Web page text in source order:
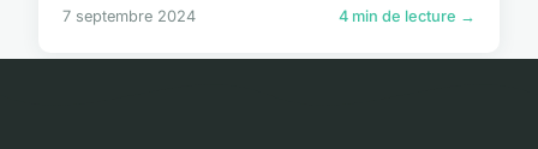
7 septembre 2024 4 min de lecture →